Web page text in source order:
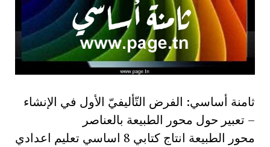
ثامنة أساسي: الفرض التّأليفيّ الأول في الإنشاء
– تعبير حول محور الطبيعة بالعناصر
محور الطبيعة انتاج كتابي 8 اساسي تعليم اعدادي